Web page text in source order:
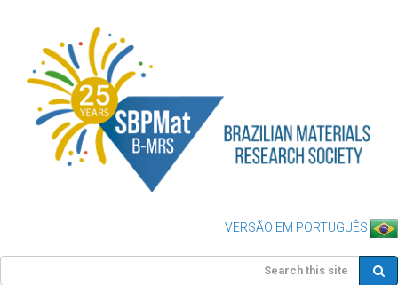
VERSÃO EM PORTUGUÊS